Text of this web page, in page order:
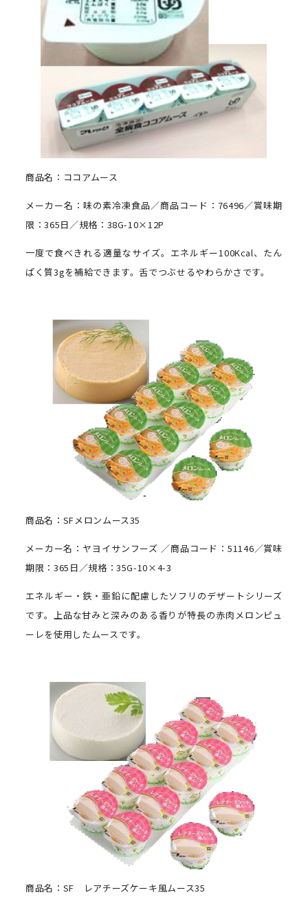
商品名：ココアムース
メーカー名：味の素冷凍食品／商品コード：76496／賞味期
限：365日／規格：38G-10×12P
一度で食べきれる適量なサイズ。エネルギー100Kcal、たん
ぱく質3gを補給できます。舌でつぶせるやわらかさです。
商品名：SFメロンムース35
メーカー名：ヤヨイサンフーズ ／商品コード：51146／賞味
期限：365日／規格：35G-10×4-3
エネルギー・鉄・亜鉛に配慮したソフリのデザートシリーズ
です。上品な甘みと深みのある香りが特長の赤肉メロンピュ
ーレを使用したムースです。
商品名：SF レアチーズケーキ風ムース35